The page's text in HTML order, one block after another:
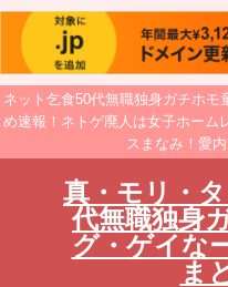
ネット乞食50代無職独身ガチホモ
め速報！ネトゲ廃人は女子ホーム
スまなみ！愛
真・モリ・
代無職独身
グ・ゲイな
ま